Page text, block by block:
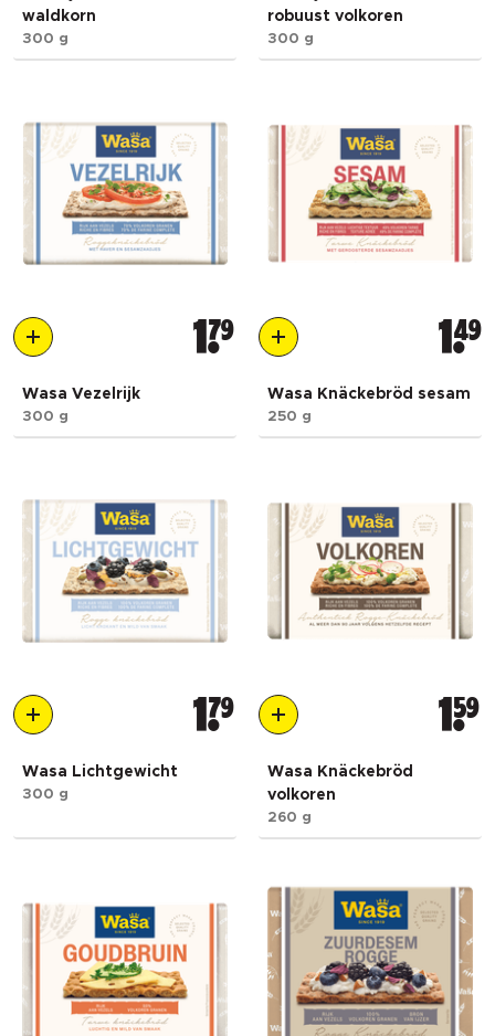
waldkorn
300 g
robuust volkoren
300 g
1 79
Wasa Vezelrijk
300 g
1 49
Wasa Knäckebröd sesam
250 g
1 79
Wasa Lichtgewicht
300 g
1 59
Wasa Knäckebröd
volkoren
260 g